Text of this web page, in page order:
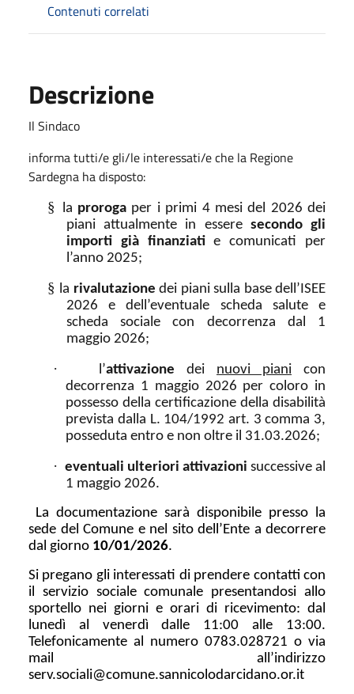
Contenuti correlati
Descrizione
Il Sindaco
informa tutti/e gli/le interessati/e che la Regione
Sardegna ha disposto:
§ la proroga per i primi 4 mesi del 2026 dei
piani attualmente in essere secondo gli
importi già finanziatie comunicati per
l’anno 2025;
§ la rivalutazione dei piani sulla base dell’ISEE
2026 e dell’eventuale scheda salute e
scheda sociale con decorrenza dal 1
maggio 2026;
· l’attivazione dei nuovi piani con
decorrenza 1 maggio 2026 per coloro in
possesso della certificazione della disabilità
prevista dalla L. 104/1992 art. 3 comma 3,
posseduta entro e non oltre il 31.03.2026;
· eventuali ulteriori attivazioni successive al
1 maggio 2026.
La documentazione sarà disponibile presso la
sede del Comune e nel sito dell’Ente a decorrere
dal giorno 10/01/2026.
Si pregano gli interessati di prendere contatti con
il servizio sociale comunale presentandosi allo
sportello nei giorni e orari di ricevimento: dal
lunedì al venerdì dalle 11:00 alle 13:00.
Telefonicamente al numero 0783.028721 o via
mail all’indirizzo
serv.sociali@comune.sannicolodarcidano.or.it